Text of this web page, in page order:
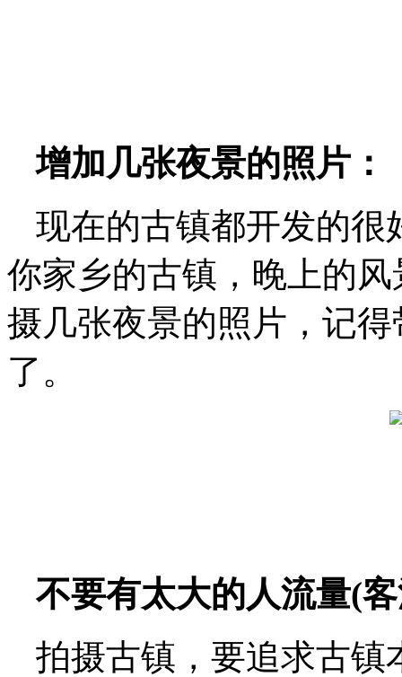
增加几张夜景的照片：
现在的古镇都开发的很
你家乡的古镇，晚上的
摄几张夜景的照片，记
了。
不要有太大的人流量(
拍摄古镇，要追求古镇